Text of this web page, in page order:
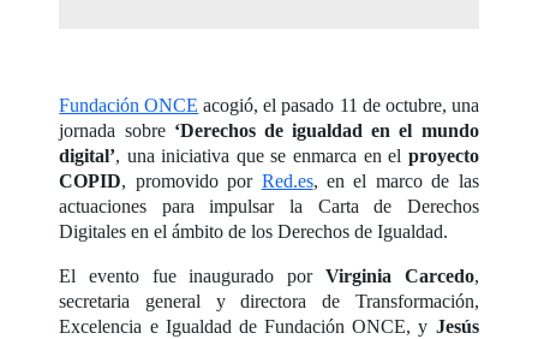
Fundación ONCE acogió, el pasado 11 de octubre, una
jornada sobre ‘Derechos de igualdad en el mundo
digital’, una iniciativa que se enmarca en el proyecto
COPID, promovido por Red.es, en el marco de las
actuaciones para impulsar la Carta de Derechos
Digitales en el ámbito de los Derechos de Igualdad.
El evento fue inaugurado por Virginia Carcedo,
secretaria general y directora de Transformación,
Excelencia e Igualdad de Fundación ONCE, y Jesús